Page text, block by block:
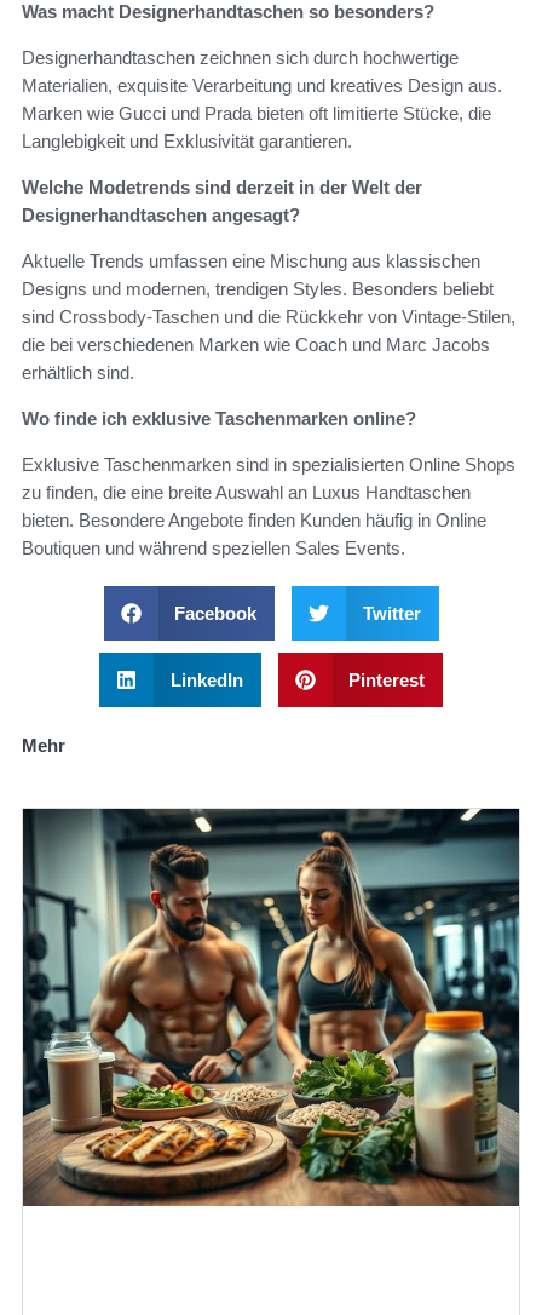
Was macht Designerhandtaschen so besonders?
Designerhandtaschen zeichnen sich durch hochwertige
Materialien, exquisite Verarbeitung und kreatives Design aus.
Marken wie Gucci und Prada bieten oft limitierte Stücke, die
Langlebigkeit und Exklusivität garantieren.
Welche Modetrends sind derzeit in der Welt der
Designerhandtaschen angesagt?
Aktuelle Trends umfassen eine Mischung aus klassischen
Designs und modernen, trendigen Styles. Besonders beliebt
sind Crossbody-Taschen und die Rückkehr von Vintage-Stilen,
die bei verschiedenen Marken wie Coach und Marc Jacobs
erhältlich sind.
Wo finde ich exklusive Taschenmarken online?
Exklusive Taschenmarken sind in spezialisierten Online Shops
zu finden, die eine breite Auswahl an Luxus Handtaschen
bieten. Besondere Angebote finden Kunden häufig in Online
Boutiquen und während speziellen Sales Events.
Facebook Twitter
LinkedIn Pinterest
Mehr